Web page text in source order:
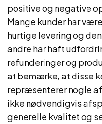
positive og negative
Mange kunder har
hurtige levering og
andre har haft
refunderinger og
at bemærke, at disse
repræsenterer nogle
ikke nødvendigvis
generelle kvalitet og